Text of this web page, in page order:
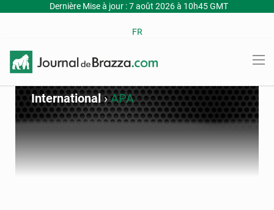
Dernière Mise à jour : 7 août 2026 à 10h45 GMT
FR
International›APA